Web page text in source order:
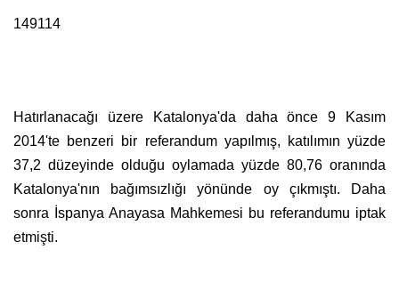
149114
Hatırlanacağı üzere Katalonya'da daha önce 9 Kasım
2014'te benzeri bir referandum yapılmış, katılımın yüzde
37,2 düzeyinde olduğu oylamada yüzde 80,76 oranında
Katalonya'nın bağımsızlığı yönünde oy çıkmıştı. Daha
sonra İspanya Anayasa Mahkemesi bu referandumu iptak
etmişti.